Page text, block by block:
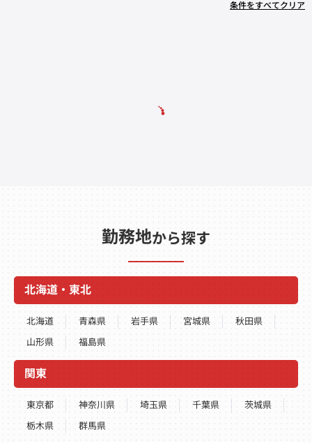
条件をすべてクリア
勤務地から探す
北海道・東北
北海道 青森県 岩手県 宮城県
秋田県
山形県
福島県
関東
東京都 神奈川県 埼玉県 千葉県
茨城県
栃木県
群馬県